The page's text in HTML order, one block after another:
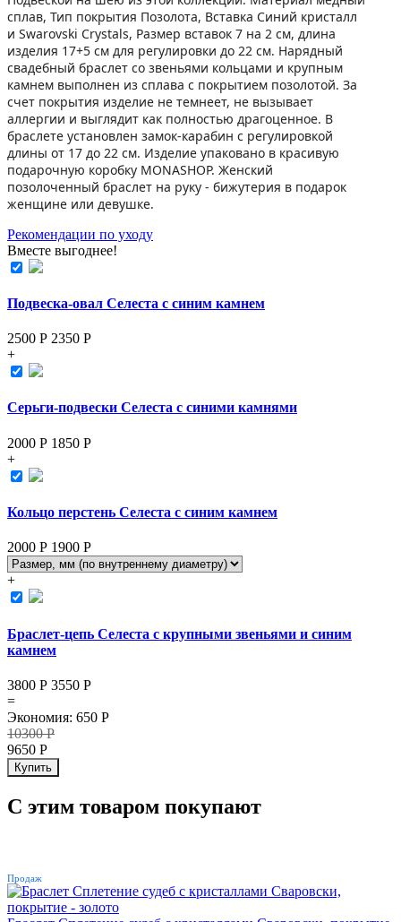
сплав, Тип покрытия Позолота, Вставка Синий кристалл
и Swarovski Crystals, Размер вставок 7 на 2 см, длина
изделия 17+5 см для регулировки до 22 см. Нарядный
свадебный браслет со звеньями кольцами и крупным
камнем выполнен из сплава с покрытием позолотой. За
счет покрытия изделие не темнеет, не вызывает
аллергии и выглядит как полностью драгоценное. В
браслете установлен замок-карабин с регулировкой
длины от 17 до 22 см. Изделие упаковано в красивую
подарочную коробку MONASHOP. Женский
позолоченный браслет на руку - бижутерия в подарок
женщине или девушке.
Рекомендации по уходу
Вместе выгоднее!
Подвеска-овал Селеста с синим камнем
2500 Р 2350 Р
+
Серьги-подвески Селеста с синими камнями
2000 Р 1850 Р
+
Кольцо перстень Селеста с синим камнем
2000 Р 1900 Р
+
Браслет-цепь Селеста с крупными звеньями и синим
камнем
3800 Р 3550 Р
=
Экономия: 650 Р
10300Р
9650 Р
Купить
С этим товаром покупают
Продаж